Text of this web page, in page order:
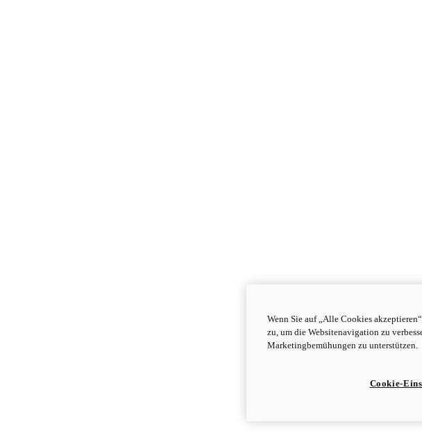
Wenn Sie auf „Alle Cookies
zu, um die Websitenavigation zu
Marketingbemühungen zu unterstützen.
Cookie-